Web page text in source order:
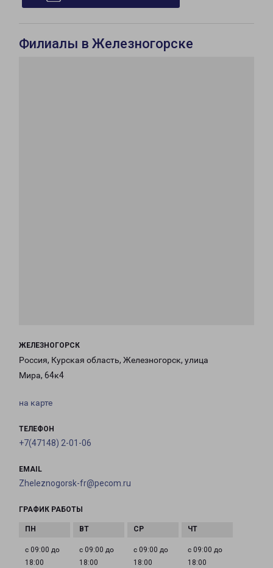
Филиалы в Железногорске
ЖЕЛЕЗНОГОРСК
Россия, Курская область, Железногорск, улица
Мира, 64к4
на карте
ТЕЛЕФОН
+7(47148) 2-01-06
EMAIL
Zheleznogorsk-fr@pecom.ru
ГРАФИК РАБОТЫ
с 09:00 до
18:00
с 09:00 до
18:00
с 09:00 до
18:00
с 09:00 до
18:00